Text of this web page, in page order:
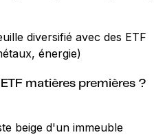
matières premières ?